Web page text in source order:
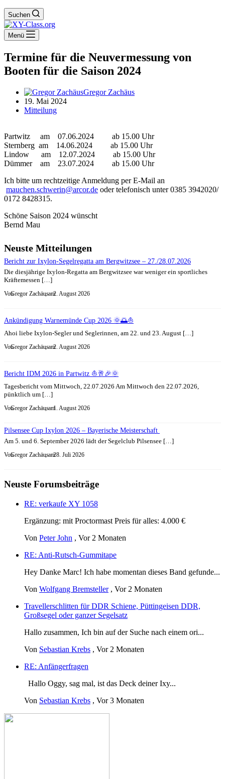
Suchen
Menü
Termine für die Neuvermessung von
Booten für die Saison 2024
Gregor Zachäus
19. Mai 2024
Mitteilung
Partwitz am 07.06.2024 ab 15.00 Uhr
Sternberg am 14.06.2024 ab 15.00 Uhr
Lindow am 12.07.2024 ab 15.00 Uhr
Dümmer am 23.07.2024 ab 15.00 Uhr
Ich bitte um rechtzeitige Anmeldung per E-Mail an
mauchen.schwerin@arcor.de oder telefonisch unter 0385 3942020/
0172 8428315.
Schöne Saison 2024 wünscht
Bernd Mau
Neuste Mitteilungen
Bericht zur Ixylon-Segelregatta am Bergwitzsee – 27./28.07.2026
Die diesjährige Ixylon-Regatta am Bergwitzsee war weniger ein sportliches
Kräftemessen […]
VonGregor Zachäus, am2. August 2026
Ankündigung Warnemünde Cup 2026 🌞🌅⛵
Ahoi liebe Ixylon-Segler und Seglerinnen, am 22. und 23. August […]
VonGregor Zachäus, am2. August 2026
Bericht IDM 2026 in Partwitz ⛵🥂🎉🌞
Tagesbericht vom Mittwoch, 22.07.2026 Am Mittwoch den 22.07.2026,
pünktlich um […]
VonGregor Zachäus, am1. August 2026
Pilsensee Cup Ixylon 2026 – Bayerische Meisterschaft
Am 5. und 6. September 2026 lädt der Segelclub Pilsensee […]
VonGregor Zachäus, am28. Juli 2026
Neuste Forumsbeiträge
RE: verkaufe XY 1058
Ergänzung: mit Proctormast Preis für alles: 4.000 €
Von Peter John , Vor 2 Monaten
RE: Anti-Rutsch-Gummitape
Hey Danke Marc! Ich habe momentan dieses Band gefunde...
Von Wolfgang Bremsteller, Vor 2 Monaten
Travellerschlitten für DDR Schiene, Püttingeisen DDR,
Großsegel oder ganzer Segelsatz
Hallo zusammen, Ich bin auf der Suche nach einem ori...
Von Sebastian Krebs , Vor 2 Monaten
RE: Anfängerfragen
Hallo Oggy, sag mal, ist das Deck deiner Ixy...
Von Sebastian Krebs , Vor 3 Monaten